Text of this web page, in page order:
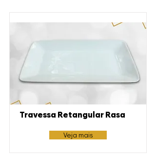
Travessa Retangular Rasa
Veja mais